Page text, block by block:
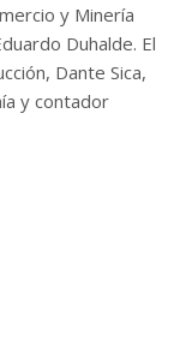
y Minería
Duhalde. El
Dante Sica,
y contador